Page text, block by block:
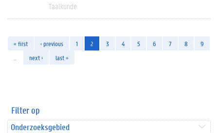
Taalkunde
« first ‹ previous 1 2 3 4 5 6 7 8
9
next › last »
Filter op
Onderzoeksgebied